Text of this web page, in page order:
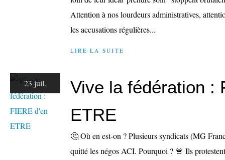
Attention à nos lourdeurs administratives,
les accusations régulières...
LIRE LA SUITE
23 juil.
Vive la fédération :
ETRE
🤔 Où en est-on ? Plusieurs syndicats (MG
quitté les négos ACI. Pourquoi ? 🚨 Ils